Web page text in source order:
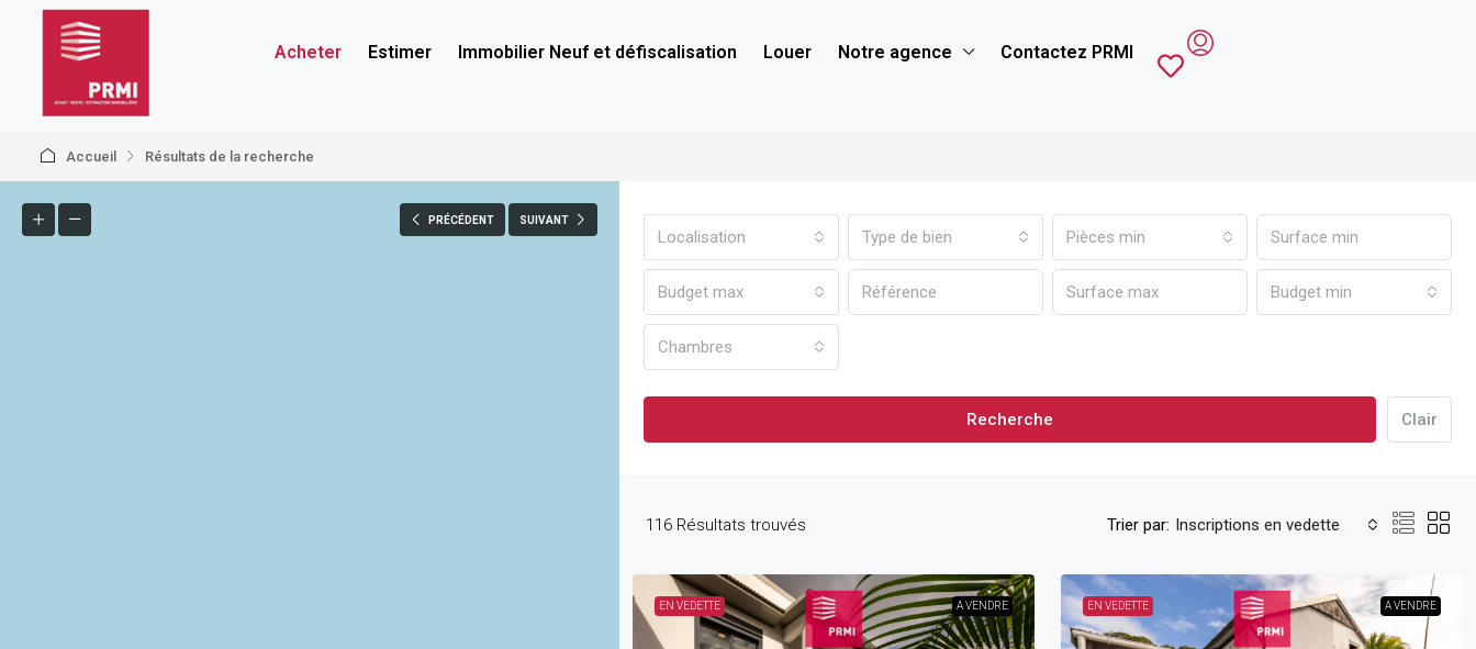
Acheter Estimer Immobilier Neuf et défiscalisation Louer Notre agence Contactez PRMI
Accueil Résultats de la recherche
PRÉCÉDENT SUIVANT
Localisation Type de bien Pièces min
Budget max Budget min
Chambres
Recherche Clair
116 Résultats trouvés Trier par: Inscriptions en vedette
EN VEDETTE A VENDRE EN VEDETTE A VENDRE